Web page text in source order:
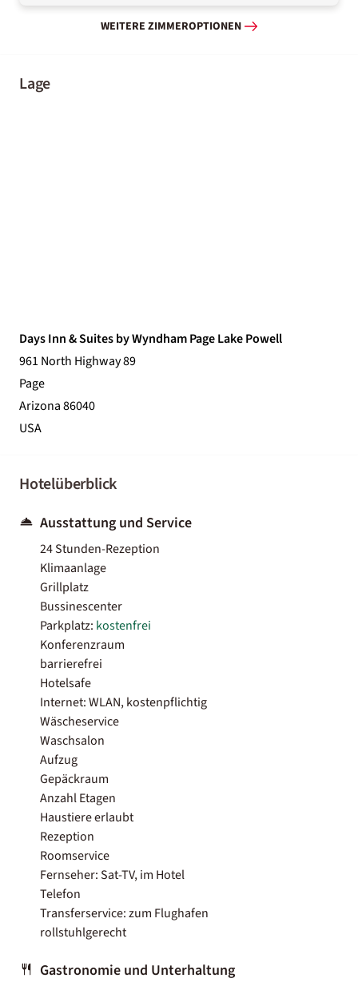
WEITERE ZIMMEROPTIONEN
Lage
Days Inn & Suites by Wyndham Page Lake Powell
961 North Highway 89
Page
Arizona 86040
USA
Hotelüberblick
Ausstattung und Service
24 Stunden-Rezeption
Klimaanlage
Grillplatz
Bussinescenter
Parkplatz: kostenfrei
Konferenzraum
barrierefrei
Hotelsafe
Internet: WLAN, kostenpflichtig
Wäscheservice
Waschsalon
Aufzug
Gepäckraum
Anzahl Etagen
Haustiere erlaubt
Rezeption
Roomservice
Fernseher: Sat-TV, im Hotel
Telefon
Transferservice: zum Flughafen
rollstuhlgerecht
Gastronomie und Unterhaltung